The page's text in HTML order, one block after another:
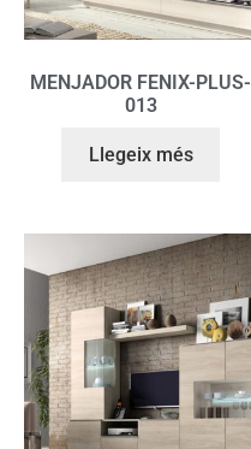
MENJADOR FENIX-PLUS-
013
Llegeix més